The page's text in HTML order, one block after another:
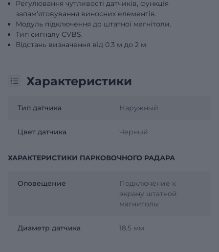
Регулювання чутливості датчиків, функція
запам'ятовування виносних елементів.
Модуль підключення до штатної магнітоли.
Тип сигналу CVBS.
Відстань визначення від 0.3 м до 2 м.
Характеристики
Тип датчика Наружный
Цвет датчика Черный
ХАРАКТЕРИСТИКИ ПАРКОВОЧНОГО РАДАРА
Оповещение
Подключение к
экрану штатной
магнитолы
Диаметр датчика 18,5 мм